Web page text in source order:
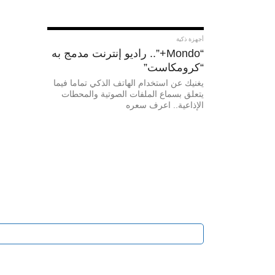
أجهزة ذكية
“Mondo+”.. راديو إنترنت مدمج به
“كرومكاست”
يغنيك عن استخدام الهاتف الذكي تماما فيما
يتعلق بسماع الملفات الصوتية والمحطات
الإذاعية.. اعرف سعره